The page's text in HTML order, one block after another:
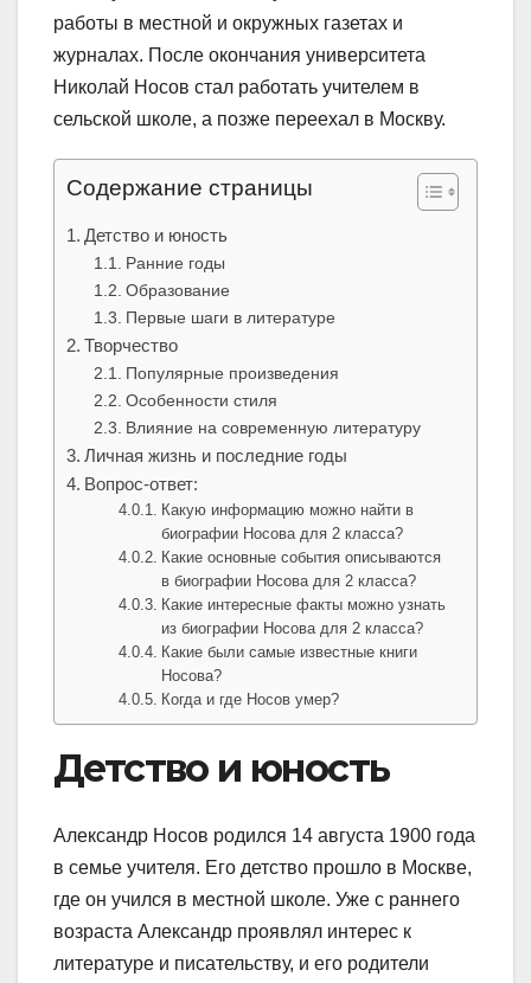
работы в местной и окружных газетах и
журналах. После окончания университета
Николай Носов стал работать учителем в
сельской школе, а позже переехал в Москву.
Содержание страницы
Детство и юность
Ранние годы
Образование
Первые шаги в литературе
Творчество
Популярные произведения
Особенности стиля
Влияние на современную литературу
Личная жизнь и последние годы
Вопрос-ответ:
Какую информацию можно найти в
биографии Носова для 2 класса?
Какие основные события описываются
в биографии Носова для 2 класса?
Какие интересные факты можно узнать
из биографии Носова для 2 класса?
Какие были самые известные книги
Носова?
Когда и где Носов умер?
Детство и юность
Александр Носов родился 14 августа 1900 года
в семье учителя. Его детство прошло в Москве,
где он учился в местной школе. Уже с раннего
возраста Александр проявлял интерес к
литературе и писательству, и его родители